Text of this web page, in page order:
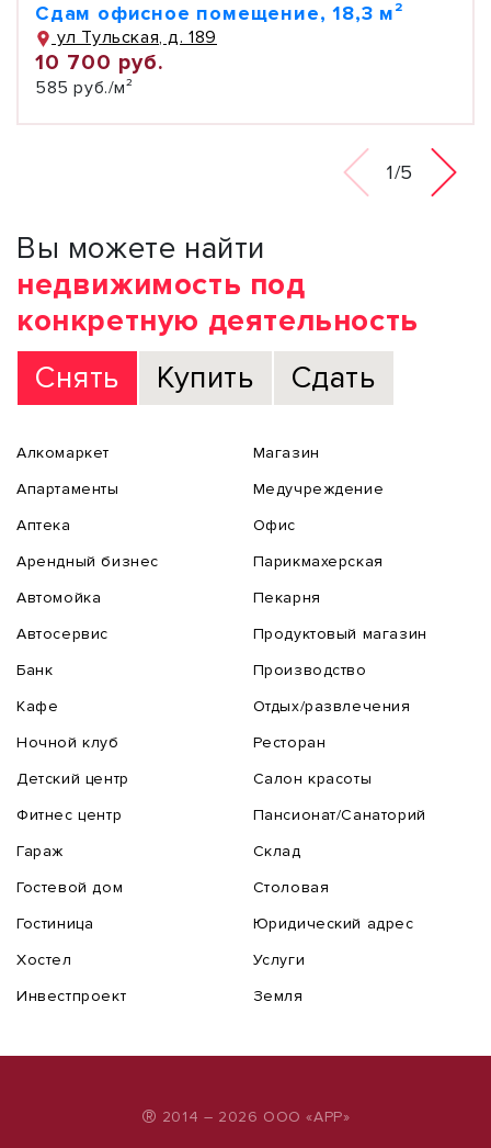
Сдам офисное помещение, 18,3 м²
ул Тульская, д. 189
10 700 руб.
585 руб./м²
1/5
Вы можете найти
недвижимость под
конкретную деятельность
Снять
Купить Сдать
Алкомаркет
Апартаменты
Аптека
Арендный бизнес
Автомойка
Автосервис
Банк
Кафе
Ночной клуб
Детский центр
Фитнес центр
Гараж
Гостевой дом
Гостиница
Хостел
Инвестпроект
Магазин
Медучреждение
Офис
Парикмахерская
Пекарня
Продуктовый магазин
Производство
Отдых/развлечения
Ресторан
Салон красоты
Пансионат/Санаторий
Склад
Столовая
Юридический адрес
Услуги
Земля
® 2014 – 2026 ООО «АРР»